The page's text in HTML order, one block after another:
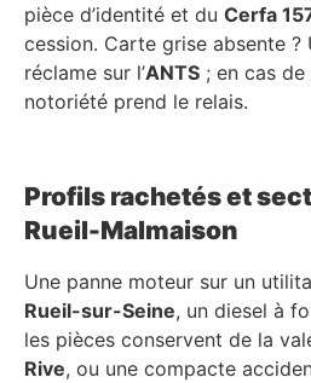
pièce d’identité et du Cerfa
cession. Carte grise absente ?
réclame sur l’ANTS ; en cas de
notoriété prend le relais.
Profils rachetés et
Rueil-Malmaison
Une panne moteur sur un
Rueil-sur-Seine, un diesel à
les pièces conservent de la
Rive, ou une compacte